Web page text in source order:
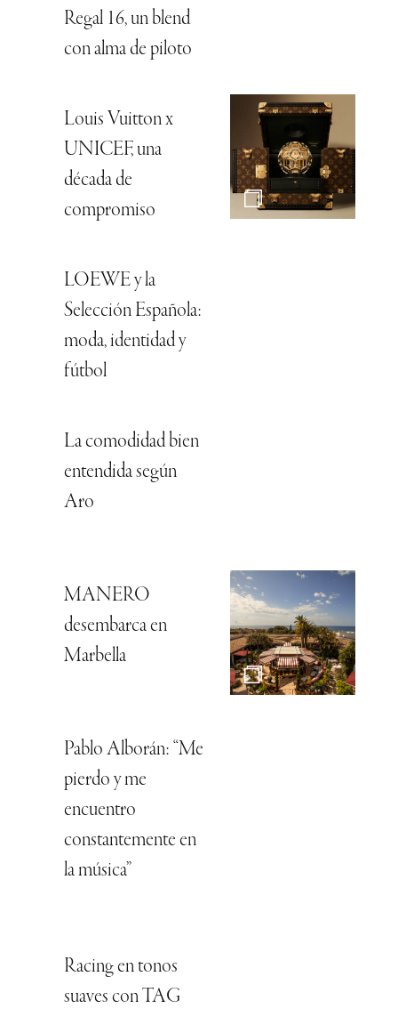
Regal 16, un blend
con alma de piloto
Louis Vuitton x
UNICEF, una
década de
compromiso
LOEWE y la
Selección Española:
moda, identidad y
fútbol
La comodidad bien
entendida según
Aro
MANERO
desembarca en
Marbella
Pablo Alborán: “Me
pierdo y me
encuentro
constantemente en
la música”
Racing en tonos
suaves con TAG